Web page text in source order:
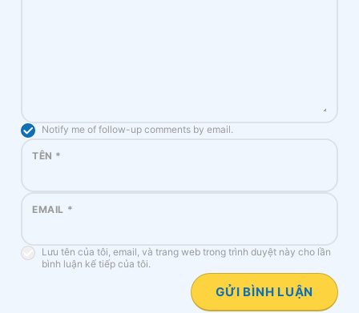
Notify me of follow-up comments by email.
TÊN *
EMAIL *
Lưu tên của tôi, email, và trang web trong trình duyệt này cho lần
bình luận kế tiếp của tôi.